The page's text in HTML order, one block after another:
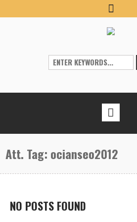
Att. Tag: ocianseo2012
NO POSTS FOUND